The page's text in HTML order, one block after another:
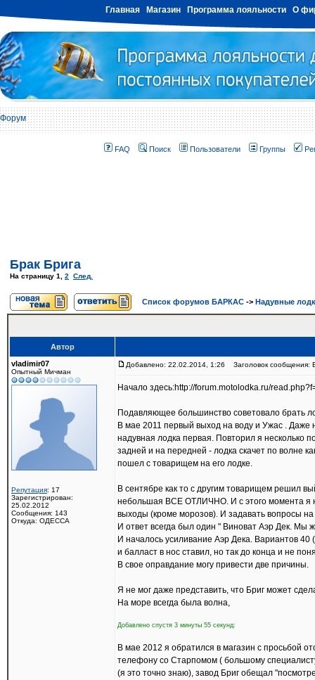
Главная Магазин Программа лояльности О
Форум
FAQ Поиск Пользователи Группы
Брак Брига
На страницу 1 2 След.
Список форумов БАРКАС -> Надувные
Автор
vladimir07
Опытный Мичман
Репутация: 17
Зарегистрирован:
25.02.2012
Сообщения: 143
Откуда: ОДЕССА
Добавлено: 22.02.2014, 1:26 Заголовок сообщения:
Начало здесь:http://forum.motolodka.ru/
Подавляющее большинство советовало брать
В мае 2011 первый выход на воду и Ужас . Даже
надувная лодка первая. Повторил я несколько
задней и на передней - лодка скачет по волне
пошел с товарищем на его лодке.
В сентябре как то с другим товарищем решил
небольшая ВСЕ ОТЛИЧНО. И с этого момента я
выходы (кроме морозов). И задавать вопросы
И ответ всегда был один " Виноват Аэр Дек. Мы
И началось усиливание Аэр Дека. Вариантов
и балласт в нос ставил, но так до конца и не
В свое оправдание могу привести две причины.
Я не мог даже представить, что Бриг может
На море всегда была волна,
Добавлено спустя 3 минуты 55 секунд:
В мае 2012 я обратился в магазин с просьбой
телефону со Старпомом ( большому
(я это точно знаю), завод Бриг обещал